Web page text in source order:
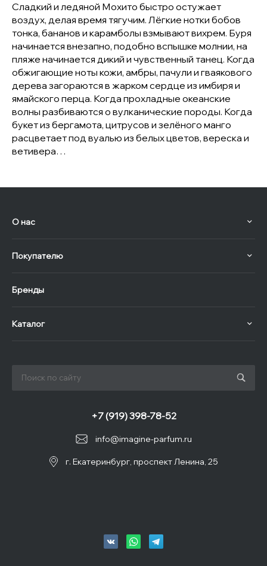
Сладкий и ледяной Мохито быстро остужает
воздух, делая время тягучим. Лёгкие нотки бобов
тонка, бананов и карамболы взмывают вихрем. Буря
начинается внезапно, подобно вспышке молнии, на
пляже начинается дикий и чувственный танец. Когда
обжигающие ноты кожи, амбры, пачули и гваякового
дерева загораются в жарком сердце из имбиря и
ямайского перца. Когда прохладные океанские
волны разбиваются о вулканические породы. Когда
букет из бергамота, цитрусов и зелёного манго
расцветает под вуалью из белых цветов, вереска и
ветивера…
О нас
Покупателю
Бренды
Каталог
info@imagine-parfum.ru
+7 (919) 398-78-52
г. Екатеринбург, проспект Ленина, 25